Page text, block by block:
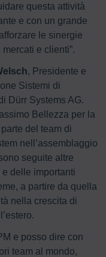
questa attività
e con un grande
le sinergie
e clienti”.
, Presidente e
Sistemi di
Dürr Systems AG.
Bellezza per la
del team di
nell’assemblaggio
seguite altre
delle importanti
a partire da quella
nella crescita di
e posso dire con
team al mondo,